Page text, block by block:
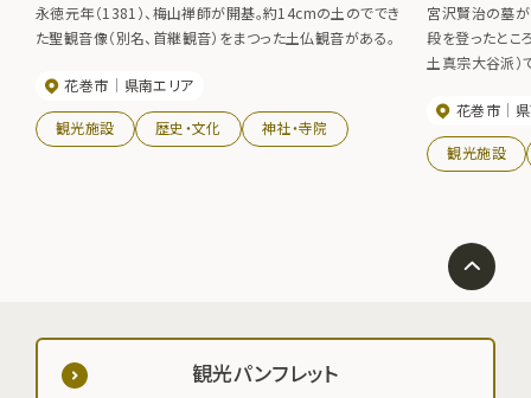
永徳元年（1381）、梅山禅師が開基。約14cmの土のででき
た聖観音像（別名、首継観音）をまつった土仏観音がある。
花巻市 県南エリア
観光施設 歴史・文化 神社・寺院
宮沢賢治の墓が
段を登ったとこ
土真宗大谷派）
とはないとい
花巻市
観光施設
観光パンフレット